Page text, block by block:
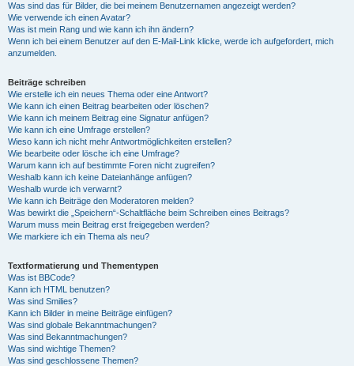
Was sind das für Bilder, die bei meinem Benutzernamen angezeigt werden?
Wie verwende ich einen Avatar?
Was ist mein Rang und wie kann ich ihn ändern?
Wenn ich bei einem Benutzer auf den E-Mail-Link klicke, werde ich aufgefordert, mich
anzumelden.
Beiträge schreiben
Wie erstelle ich ein neues Thema oder eine Antwort?
Wie kann ich einen Beitrag bearbeiten oder löschen?
Wie kann ich meinem Beitrag eine Signatur anfügen?
Wie kann ich eine Umfrage erstellen?
Wieso kann ich nicht mehr Antwortmöglichkeiten erstellen?
Wie bearbeite oder lösche ich eine Umfrage?
Warum kann ich auf bestimmte Foren nicht zugreifen?
Weshalb kann ich keine Dateianhänge anfügen?
Weshalb wurde ich verwarnt?
Wie kann ich Beiträge den Moderatoren melden?
Was bewirkt die „Speichern“-Schaltfläche beim Schreiben eines Beitrags?
Warum muss mein Beitrag erst freigegeben werden?
Wie markiere ich ein Thema als neu?
Textformatierung und Thementypen
Was ist BBCode?
Kann ich HTML benutzen?
Was sind Smilies?
Kann ich Bilder in meine Beiträge einfügen?
Was sind globale Bekanntmachungen?
Was sind Bekanntmachungen?
Was sind wichtige Themen?
Was sind geschlossene Themen?